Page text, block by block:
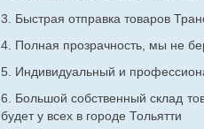
3. Быстрая отправка товаров
4. Полная прозрачность, мы не
5. Индивидуальный и
6. Большой собственный склад
будет у всех в городе Тольятти